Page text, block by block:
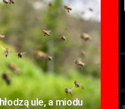
ule, a miodu